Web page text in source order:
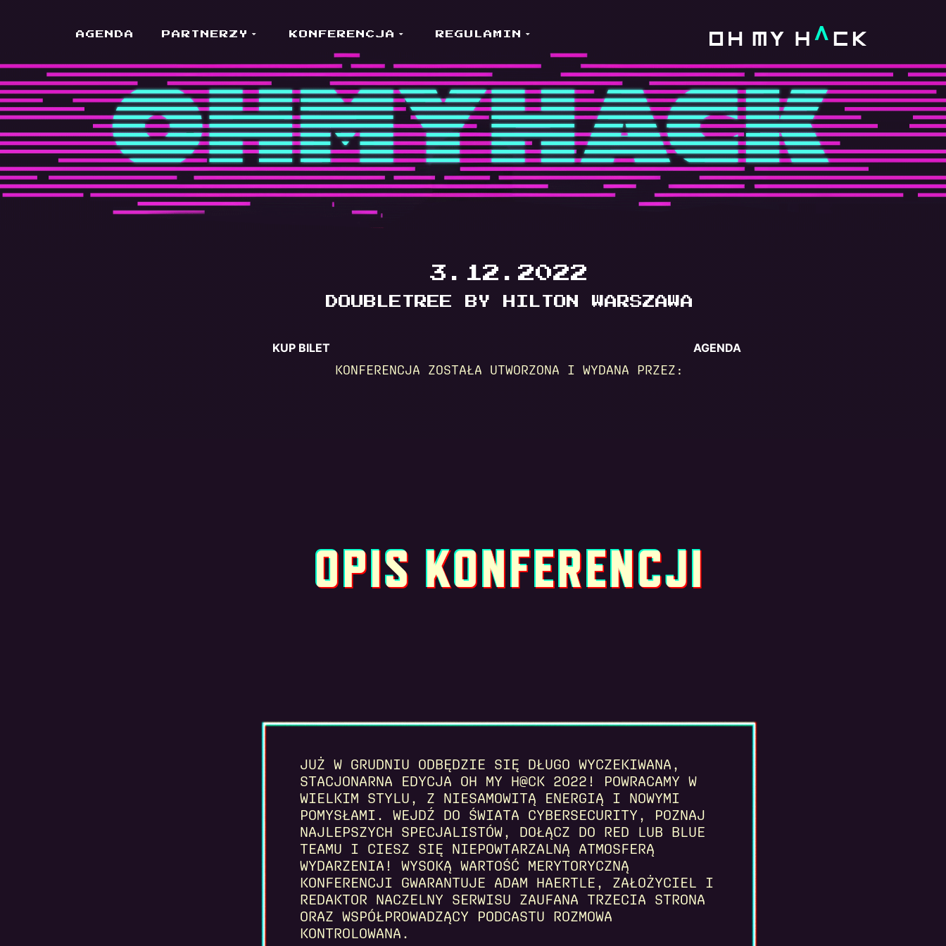
AGENDA PARTNERZY KONFERENCJA REGULAMIN
3.12.2022
DOUBLETREE BY HILTON WARSZAWA
KUP BILET AGENDA
KONFERENCJA ZOSTAŁA UTWORZONA I WYDANA PRZEZ:
OPIS KONFERENCJI
JUŻ W GRUDNIU ODBĘDZIE SIĘ DŁUGO WYCZEKIWANA,
STACJONARNA EDYCJA OH MY H@CK 2022! POWRACAMY W
WIELKIM STYLU, Z NIESAMOWITĄ ENERGIĄ I NOWYMI
POMYSŁAMI. WEJDŹ DO ŚWIATA CYBERSECURITY, POZNAJ
NAJLEPSZYCH SPECJALISTÓW, DOŁĄCZ DO RED LUB BLUE
TEAMU I CIESZ SIĘ NIEPOWTARZALNĄ ATMOSFERĄ
WYDARZENIA! WYSOKĄ WARTOŚĆ MERYTORYCZNĄ
KONFERENCJI GWARANTUJE ADAM HAERTLE, ZAŁOŻYCIEL I
REDAKTOR NACZELNY SERWISU ZAUFANA TRZECIA STRONA
ORAZ WSPÓŁPROWADZĄCY PODCASTU ROZMOWA
KONTROLOWANA.